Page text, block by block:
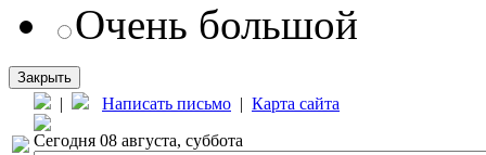
Очень большой
Закрыть
| Написать письмо | Карта сайта
Сегодня 08 августа, суббота